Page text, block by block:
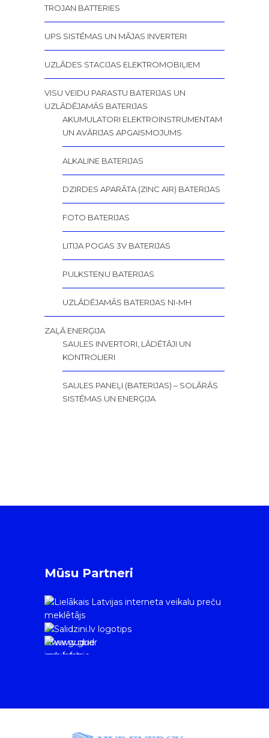
TROJAN BATTERIES
UPS SISTĒMAS UN MĀJAS INVERTERI
UZLĀDES STACIJAS ELEKTROMOBIĻIEM
VISU VEIDU PARASTU BATERIJAS UN
UZLĀDĒJAMĀS BATERIJAS
AKUMULATORI ELEKTROINSTRUMENTAM
UN AVĀRIJAS APGAISMOJUMS
ALKALINE BATERIJAS
DZIRDES APARĀTA (ZINC AIR) BATERIJAS
FOTO BATERIJAS
LITIJA POGAS 3V BATERIJAS
PULKSTEŅU BATERIJAS
UZLĀDĒJAMĀS BATERIJAS NI-MH
ZAĻĀ ENERĢIJA
SAULES INVERTORI, LĀDĒTĀJI UN
KONTROLIERI
SAULES PANEĻI (BATERIJAS) – SOLĀRĀS
SISTĒMAS UN ENERĢIJA
Mūsu Partneri
www.gudrie
m.lv/atrie-